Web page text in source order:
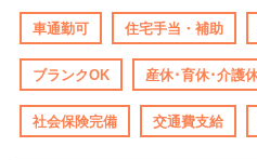
車通勤可 住宅手当・補助
ブランクOK 産休･育休･介護
社会保険完備 交通費支給